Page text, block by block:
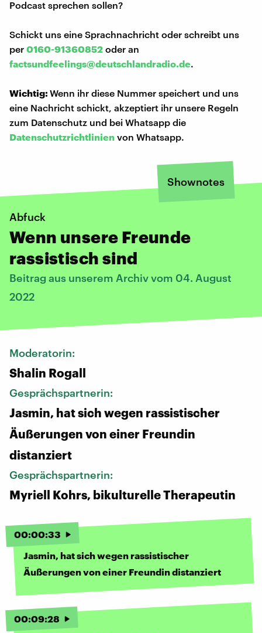
Podcast sprechen sollen?
Schickt uns eine Sprachnachricht oder schreibt uns
per 0160-91360852 oder an
factsundfeelings@deutschlandradio.de.
Wichtig:Wenn ihr diese Nummer speichert und uns
eine Nachricht schickt, akzeptiert ihr unsere Regeln
zum Datenschutz und bei Whatsapp die
Datenschutzrichtlinien von Whatsapp.
Shownotes
Abfuck
Wenn unsere Freunde
rassistisch sind
Beitrag aus unserem Archiv vom 04. August
2022
Moderatorin:
Shalin Rogall
Gesprächspartnerin:
Jasmin, hat sich wegen rassistischer
Äußerungen von einer Freundin
distanziert
Gesprächspartnerin:
Myriell Kohrs, bikulturelle Therapeutin
00:00:33
Jasmin, hat sich wegen rassistischer
Äußerungen von einer Freundin distanziert
00:09:28